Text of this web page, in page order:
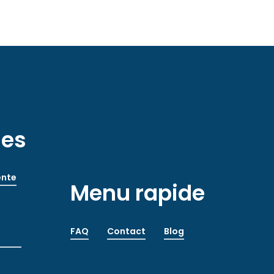
Menu rapide
FAQ Contact Blog